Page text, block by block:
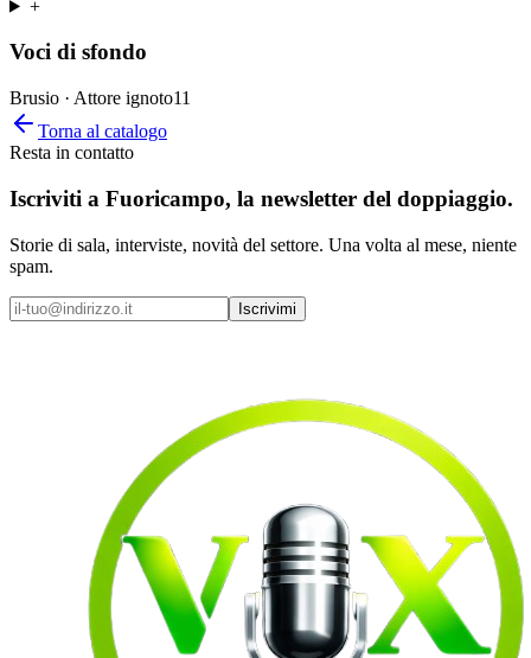
+
Voci di sfondo
Brusio · Attore ignoto11
Torna al catalogo
Resta in contatto
Iscriviti a Fuoricampo, la newsletter del doppiaggio.
Storie di sala, interviste, novità del settore. Una volta al mese, niente
spam.
Iscrivimi